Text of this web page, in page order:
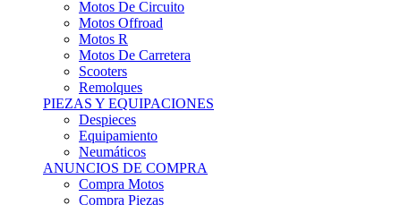
Motos R
Motos De Carretera
Scooters
Remolques
PIEZAS Y EQUIPACIONES
Despieces
Equipamiento
Neumáticos
ANUNCIOS DE COMPRA
Compra Motos
Compra Piezas
ASISTENCIA Y TALLER